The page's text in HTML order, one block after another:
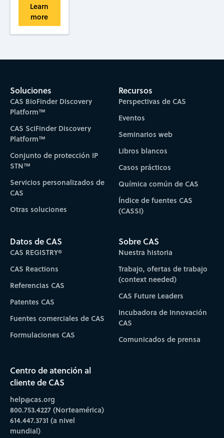
Learn
more
Soluciones
CAS BioFinder Discovery
Platform™
CAS SciFinder Discovery
Platform™
Conjunto de protección IP
STN™
Servicios personalizados de
CAS
Otras soluciones
Recursos
Perspectivas de CAS
Eventos
Seminarios web
Libros blancos
Casos prácticos
Química común de CAS
Índice de fuentes CAS
(CASSI)
Datos de CAS
CAS REGISTRY®
CAS Reactions
Referencias CAS
Patentes CAS
Fuentes comerciales de CAS
Formulaciones CAS
Sobre CAS
Nuestra historia
Trabajo, ofertas de trabajo
(context needed)
CAS Future Leaders
Incubadora de Innovación
CAS
Comunicados de prensa
Centro de atención al
cliente de CAS
help@cas.org
800.753.4227 (Norteamérica)
614.447.3731 (a nivel
mundial)